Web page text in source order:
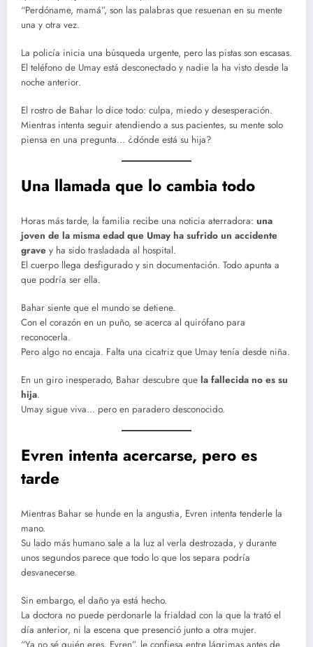
“Perdóname, mamá”, son las palabras que resuenan en su mente
una y otra vez.
La policía inicia una búsqueda urgente, pero las pistas son escasas.
El teléfono de Umay está desconectado y nadie la ha visto desde la
noche anterior.
El rostro de Bahar lo dice todo: culpa, miedo y desesperación.
Mientras intenta seguir atendiendo a sus pacientes, su mente solo
piensa en una pregunta… ¿dónde está su hija?
Una llamada que lo cambia todo
Horas más tarde, la familia recibe una noticia aterradora: una
joven de la misma edad que Umay ha sufrido un accidente
grave y ha sido trasladada al hospital.
El cuerpo llega desfigurado y sin documentación. Todo apunta a
que podría ser ella.
Bahar siente que el mundo se detiene.
Con el corazón en un puño, se acerca al quirófano para
reconocerla.
Pero algo no encaja. Falta una cicatriz que Umay tenía desde niña.
En un giro inesperado, Bahar descubre que la fallecida no es su
hija.
Umay sigue viva… pero en paradero desconocido.
Evren intenta acercarse, pero es
tarde
Mientras Bahar se hunde en la angustia, Evren intenta tenderle la
mano.
Su lado más humano sale a la luz al verla destrozada, y durante
unos segundos parece que todo lo que los separa podría
desvanecerse.
Sin embargo, el daño ya está hecho.
La doctora no puede perdonarle la frialdad con la que la trató el
día anterior, ni la escena que presenció junto a otra mujer.